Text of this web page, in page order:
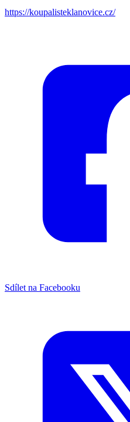
https://koupalisteklanovice.cz/
Sdílet na Facebooku